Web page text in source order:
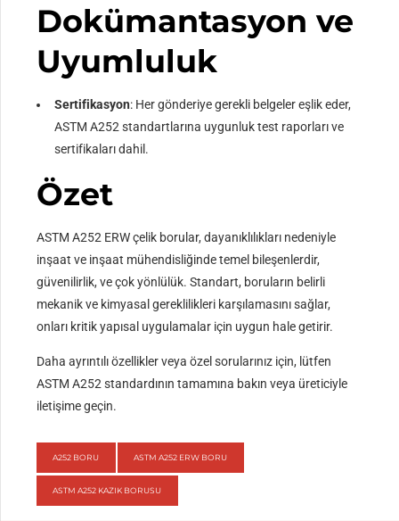
Dokümantasyon ve
Uyumluluk
Sertifikasyon: Her gönderiye gerekli belgeler eşlik eder,
ASTM A252 standartlarına uygunluk test raporları ve
sertifikaları dahil.
Özet
ASTM A252 ERW çelik borular, dayanıklılıkları nedeniyle
inşaat ve inşaat mühendisliğinde temel bileşenlerdir,
güvenilirlik, ve çok yönlülük. Standart, boruların belirli
mekanik ve kimyasal gereklilikleri karşılamasını sağlar,
onları kritik yapısal uygulamalar için uygun hale getirir.
Daha ayrıntılı özellikler veya özel sorularınız için, lütfen
ASTM A252 standardının tamamına bakın veya üreticiyle
iletişime geçin.
A252 BORU ASTM A252 ERW BORU
ASTM A252 KAZIK BORUSU